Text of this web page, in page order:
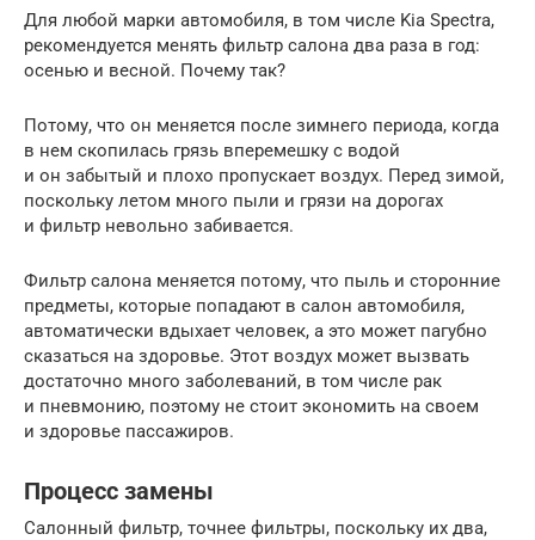
Для любой марки автомобиля, в том числе Kia Spectra,
рекомендуется менять фильтр салона два раза в год:
осенью и весной. Почему так?
Потому, что он меняется после зимнего периода, когда
в нем скопилась грязь вперемешку с водой
и он забытый и плохо пропускает воздух. Перед зимой,
поскольку летом много пыли и грязи на дорогах
и фильтр невольно забивается.
Фильтр салона меняется потому, что пыль и сторонние
предметы, которые попадают в салон автомобиля,
автоматически вдыхает человек, а это может пагубно
сказаться на здоровье. Этот воздух может вызвать
достаточно много заболеваний, в том числе рак
и пневмонию, поэтому не стоит экономить на своем
и здоровье пассажиров.
Процесс замены
Салонный фильтр, точнее фильтры, поскольку их два,